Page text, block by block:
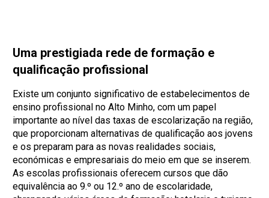
Uma prestigiada rede de formação e
qualificação profissional
Existe um conjunto significativo de estabelecimentos de
ensino profissional no Alto Minho, com um papel
importante ao nível das taxas de escolarização na região,
que proporcionam alternativas de qualificação aos jovens
e os preparam para as novas realidades sociais,
económicas e empresariais do meio em que se inserem.
As escolas profissionais oferecem cursos que dão
equivalência ao 9.º ou 12.º ano de escolaridade,